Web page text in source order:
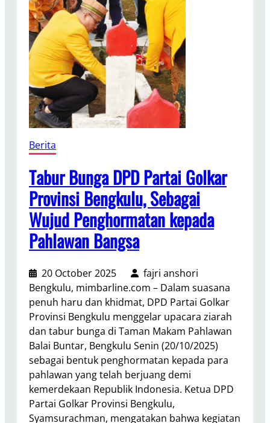
Berita
Tabur Bunga DPD Partai Golkar
Provinsi Bengkulu, Sebagai
Wujud Penghormatan kepada
Pahlawan Bangsa
20 October 2025
fajri anshori
Bengkulu, mimbarline.com – Dalam suasana
penuh haru dan khidmat, DPD Partai Golkar
Provinsi Bengkulu menggelar upacara ziarah
dan tabur bunga di Taman Makam Pahlawan
Balai Buntar, Bengkulu Senin (20/10/2025)
sebagai bentuk penghormatan kepada para
pahlawan yang telah berjuang demi
kemerdekaan Republik Indonesia. Ketua DPD
Partai Golkar Provinsi Bengkulu,
Syamsurachman, mengatakan bahwa kegiatan